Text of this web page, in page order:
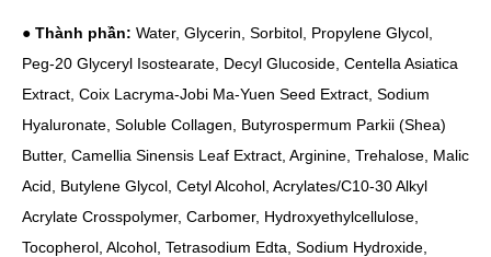
● Thành phần: Water, Glycerin, Sorbitol, Propylene Glycol,
Peg-20 Glyceryl Isostearate, Decyl Glucoside, Centella Asiatica
Extract, Coix Lacryma-Jobi Ma-Yuen Seed Extract, Sodium
Hyaluronate, Soluble Collagen, Butyrospermum Parkii (Shea)
Butter, Camellia Sinensis Leaf Extract, Arginine, Trehalose, Malic
Acid, Butylene Glycol, Cetyl Alcohol, Acrylates/C10-30 Alkyl
Acrylate Crosspolymer, Carbomer, Hydroxyethylcellulose,
Tocopherol, Alcohol, Tetrasodium Edta, Sodium Hydroxide,